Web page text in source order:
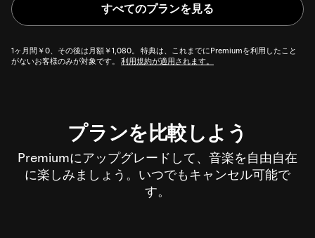
すべてのプランを見る
1ヶ月間￥0、その後は月額￥1,080。 特典は、これまでにPremiumを利用したこと
がないお客様のみが対象です。 利用規約が適用されます。
プランを比較しよう
Premiumにアップグレードして、音楽を自由自在
に楽しみましょう。いつでもキャンセル可能で
す。